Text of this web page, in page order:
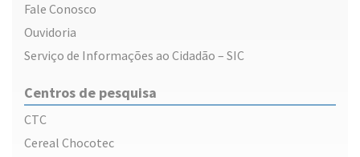
Fale Conosco
Ouvidoria
Serviço de Informações ao Cidadão – SIC
Centros de pesquisa
CTC
Cereal Chocotec